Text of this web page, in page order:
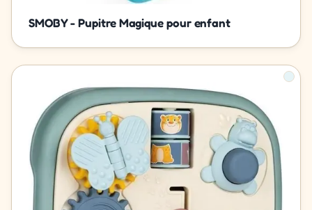
SMOBY - Pupitre Magique pour enfant